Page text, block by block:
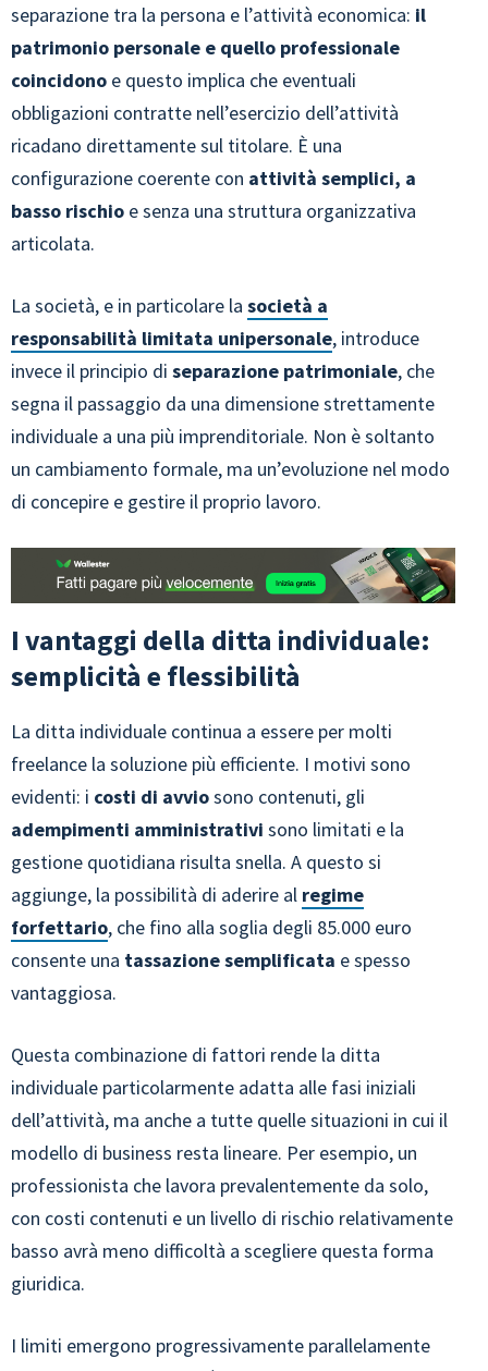
separazione tra la persona e l’attività economica: il
patrimonio personale e quello professionale
coincidono e questo implica che eventuali
obbligazioni contratte nell’esercizio dell’attività
ricadano direttamente sul titolare. È una
configurazione coerente con attività semplici, a
basso rischio e senza una struttura organizzativa
articolata.
La società, e in particolare la società a
responsabilità limitata unipersonale, introduce
invece il principio di separazione patrimoniale, che
segna il passaggio da una dimensione strettamente
individuale a una più imprenditoriale. Non è soltanto
un cambiamento formale, ma un’evoluzione nel modo
di concepire e gestire il proprio lavoro.
I vantaggi della ditta individuale:
semplicità e flessibilità
La ditta individuale continua a essere per molti
freelance la soluzione più efficiente. I motivi sono
evidenti: i costi di avviosono contenuti, gli
adempimenti amministrativi sono limitati e la
gestione quotidiana risulta snella. A questo si
aggiunge, la possibilità di aderire al regime
forfettario, che fino alla soglia degli 85.000 euro
consente una tassazione semplificata e spesso
vantaggiosa.
Questa combinazione di fattori rende la ditta
individuale particolarmente adatta alle fasi iniziali
dell’attività, ma anche a tutte quelle situazioni in cui il
modello di business resta lineare. Per esempio, un
professionista che lavora prevalentemente da solo,
con costi contenuti e un livello di rischio relativamente
basso avrà meno difficoltà a scegliere questa forma
giuridica.
I limiti emergono progressivamente parallelamente